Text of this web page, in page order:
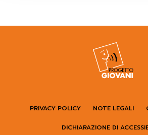
PRIVACY POLICY NOTE LEGALI
DICHIARAZIONE DI